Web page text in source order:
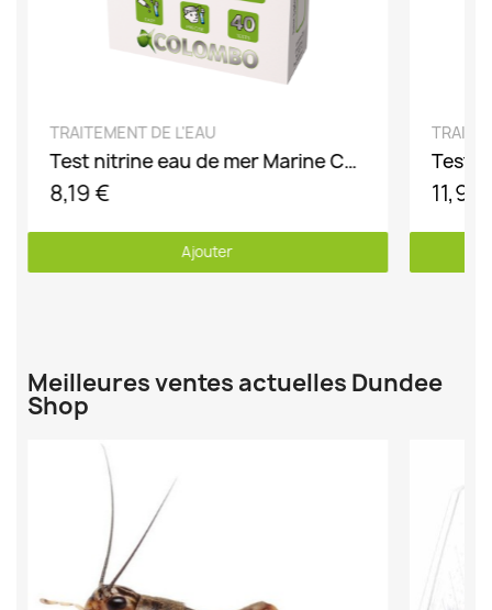
DÉCOUVRIR
TRAITEMENT DE L'EAU
Test nitrine eau de mer Marine Colombo
8,19 €
Ajouter
11,99
Meilleures ventes actuelles Dundee
Shop